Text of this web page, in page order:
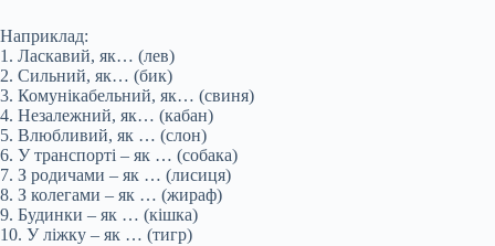
Наприклад:
1. Ласкавий, як… (лев)
2. Сильний, як… (бик)
3. Комунікабельний, як… (свиня)
4. Незалежний, як… (кабан)
5. Влюбливий, як … (слон)
6. У транспорті – як … (собака)
7. З родичами – як … (лисиця)
8. З колегами – як … (жираф)
9. Будинки – як … (кішка)
10. У ліжку – як … (тигр)